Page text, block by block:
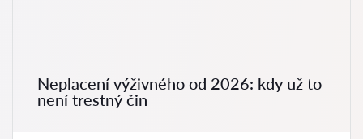
Neplacení výživného od 2026: kdy už to
není trestný čin